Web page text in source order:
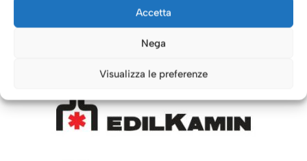
Accetta
Nega
Visualizza le preferenze
Caldaie Roma: i nostri servizi
per le CaldaieEdilkamin